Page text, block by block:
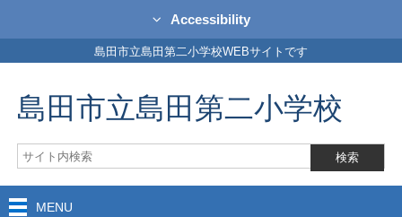
Accessibility
島田市立島田第二小学校WEBサイトです
島田市立島田第二小学校
MENU